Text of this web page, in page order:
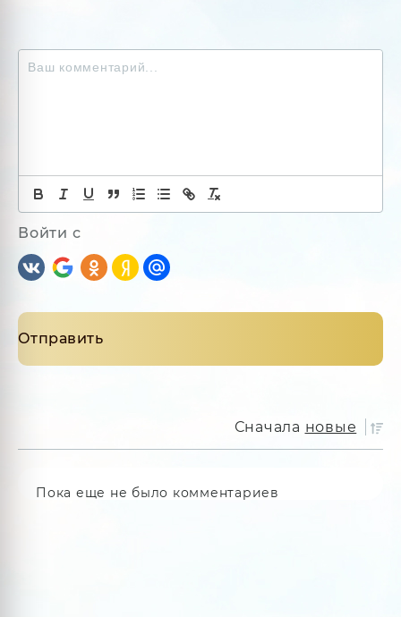
Войти с
Сначала новые
Пока еще не было комментариев